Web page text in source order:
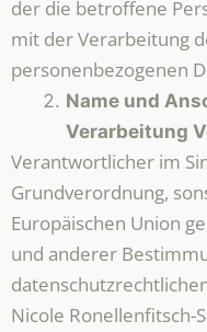
der die betroffene
mit der Verarbeitung
personenbezogenen
Name und
Verarbeitung
Verantwortlicher im
Grundverordnung,
Europäischen Union
und anderer
Nicole Ronellenfitsch-